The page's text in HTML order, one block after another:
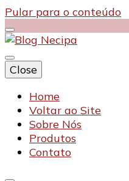
Pular para o conteúdo
Blog
Close
Home
Voltar ao Site
Sobre Nós
Produtos
Contato